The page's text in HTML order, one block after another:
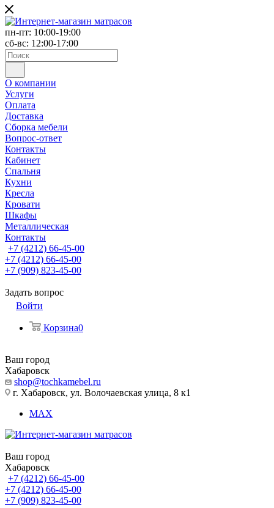
пн-пт: 10:00-19:00
сб-вс: 12:00-17:00
О компании
Услуги
Оплата
Доставка
Сборка мебели
Вопрос-ответ
Контакты
Кабинет
Спальня
Кухни
Кресла
Кровати
Шкафы
Металлическая
Контакты
+7 (4212) 66-45-00
+7 (4212) 66-45-00
+7 (909) 823-45-00
Задать вопрос
Войти
Корзина0
Ваш город
Хабаровск
shop@tochkamebel.ru
г. Хабаровск, ул. Волочаевская улица, 8 к1
MAX
Ваш город
Хабаровск
+7 (4212) 66-45-00
+7 (4212) 66-45-00
+7 (909) 823-45-00